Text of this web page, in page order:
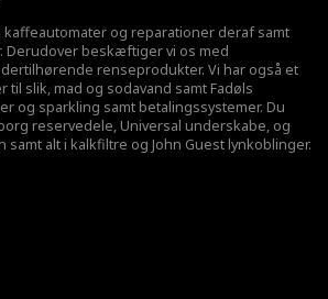
og reparationer deraf samt
Derudover beskæftiger vi os med
renseprodukter. Vi har også et
til slik, mad og sodavand samt Fadøls
og sparkling samt betalingssystemer. Du
reservedele, Universal underskabe, og
samt alt i kalkfiltre og John Guest lynkoblinger.